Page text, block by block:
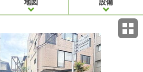
地図 設備